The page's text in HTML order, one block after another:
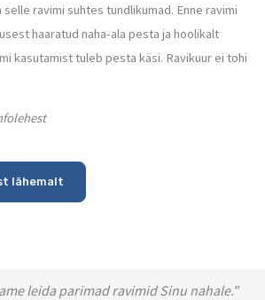
ravimi suhtes tundlikumad. Enne ravimi
haaratud naha-ala pesta ja hoolikalt
kasutamist tuleb pesta käsi. Ravikuur ei tohi
lähemalt
leida parimad ravimid Sinu nahale."